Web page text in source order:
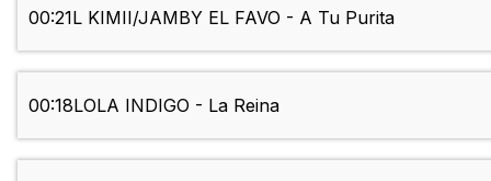
00:21L KIMII/JAMBY EL FAVO - A Tu Purita
00:18LOLA INDIGO - La Reina